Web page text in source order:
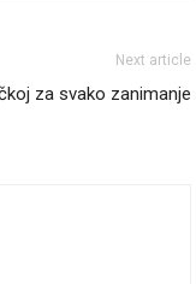
Next article
za svako zanimanje